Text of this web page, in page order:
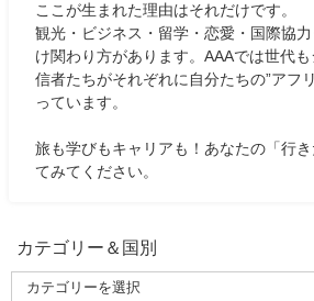
ここが生まれた理由はそれだけです。
観光・ビジネス・留学・恋愛・国際協
け関わり方があります。AAAでは世代
信者たちがそれぞれに自分たちの”アフ
っています。
旅も学びもキャリアも！あなたの「行き
てみてください。
カテゴリー＆国別